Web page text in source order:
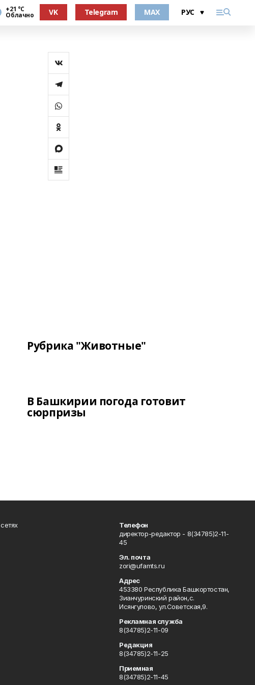
+21 °С
Облачно VK Telegram MAX
Рубрика "Животные"
В Башкирии погода готовит
сюрпризы
Телефон
директор-редактор - 8(34785)2-11-
45
Эл. почта
zori@ufamts.ru
Адрес
453380 Республика Башкортостан,
Зианчуринский район,с.
Исянгулово, ул.Советская,9.
Рекламная служба
8(34785)2-11-09
Редакция
8(34785)2-11-25
Приемная
8(34785)2-11-45